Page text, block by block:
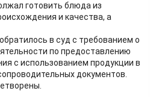
готовить блюда из
и качества, а
в суд с требованием о
по предоставлению
с использованием продукции в
документов.